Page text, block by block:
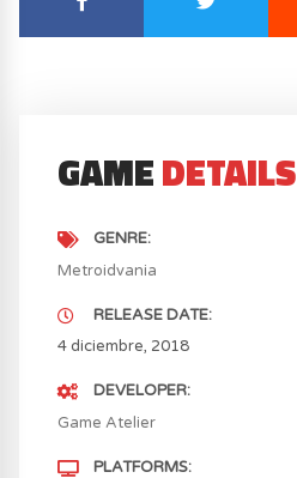
GAMEDETAILS
GENRE
Metroidvania
RELEASE DATE
4 diciembre, 2018
DEVELOPER
Game Atelier
PLATFORMS